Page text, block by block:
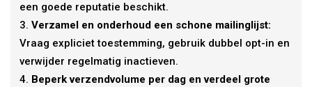
een goede reputatie beschikt.
Verzamel en onderhoud een schone mailinglijst:
Vraag expliciet toestemming, gebruik dubbel opt-in en
verwijder regelmatig inactieven.
Beperk verzendvolume per dag en verdeel grote